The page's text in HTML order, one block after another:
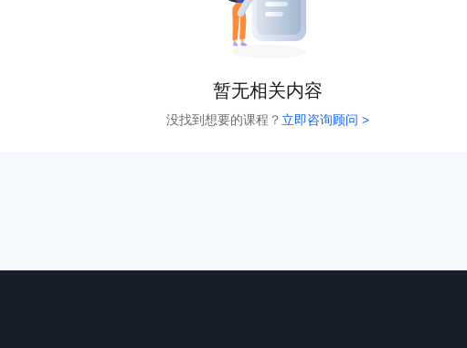
暂无相关内容
没找到想要的课程？ 立即咨询顾问 >